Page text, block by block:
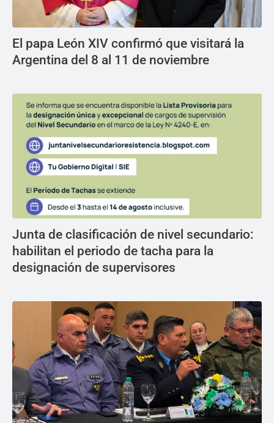
El papa León XIV confirmó que visitará la
Argentina del 8 al 11 de noviembre
Junta de clasificación de nivel secundario:
habilitan el periodo de tacha para la
designación de supervisores